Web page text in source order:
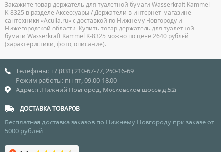
Закажите товар держатель для туалетной бумаги Wasserkraft Kammel
K-8325 в разделе Аксессуары / Держатели в интернет-магазине
сантехники «Aculla.ru» с доставкой по Нижнему Новгороду и
Нижегородской области. Купить товар держатель для туалетной
бумаги Wasserkraft Kammel K-8325 можно по цене 2640 рублей
(характеристики, фото, описание).
Телефоны: +7 (831) 210-67-77, 260-16-69
Режим работы: пн-пт, 09.00-18.00
Адрес: г.Нижний Новгород, Московское шоссе д.52г
ДОСТАВКА ТОВАРОВ
Бесплатная доставка заказов по Нижнему Новгороду при заказе от
5000 рублей